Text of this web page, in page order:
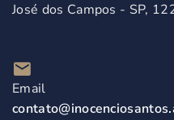
José dos Campos - SP,
Email